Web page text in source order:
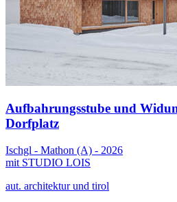
Aufbahrungsstube und
Dorfplatz
Ischgl - Mathon (A) - 2026
mit STUDIO LOIS
aut. architektur und tirol